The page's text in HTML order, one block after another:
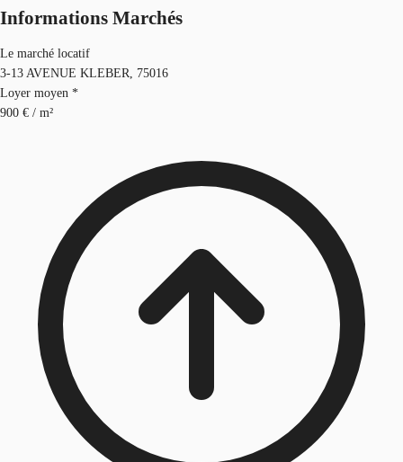
Informations Marchés
Le marché locatif
3-13 AVENUE KLEBER, 75016
Loyer moyen *
900 € / m²